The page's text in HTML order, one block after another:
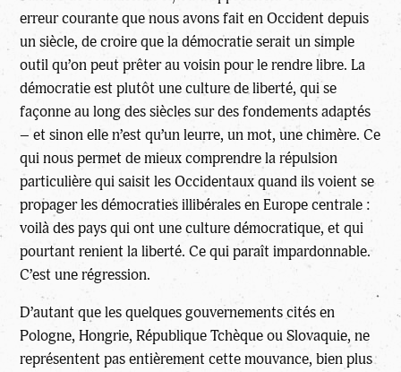
erreur courante que nous avons fait en Occident depuis
un siècle, de croire que la démocratie serait un simple
outil qu’on peut prêter au voisin pour le rendre libre. La
démocratie est plutôt une culture de liberté, qui se
façonne au long des siècles sur des fondements adaptés
– et sinon elle n’est qu’un leurre, un mot, une chimère. Ce
qui nous permet de mieux comprendre la répulsion
particulière qui saisit les Occidentaux quand ils voient se
propager les démocraties illibérales en Europe centrale :
voilà des pays qui ont une culture démocratique, et qui
pourtant renient la liberté. Ce qui paraît impardonnable.
C’est une régression.
D’autant que les quelques gouvernements cités en
Pologne, Hongrie, République Tchèque ou Slovaquie, ne
représentent pas entièrement cette mouvance, bien plus